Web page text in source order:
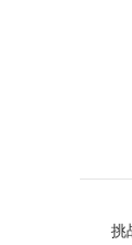
挑